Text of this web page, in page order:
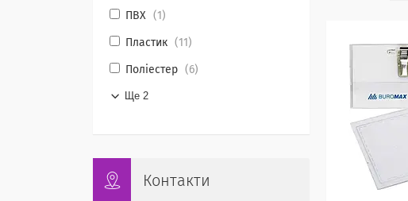
ПВХ 1
Пластик 11
Поліестер 6
Ще 2
Контакти